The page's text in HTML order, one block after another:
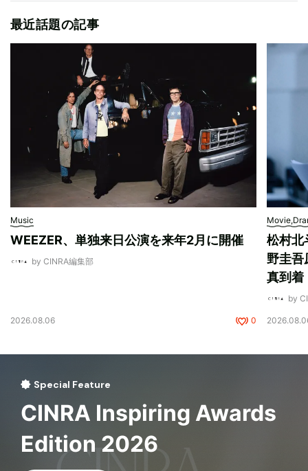
最近話題の記事
Music
WEEZER、単独来日公演を来年2月に開催
by CINRA編集部
2026.08.06 0
松村北
野圭吾
真到着
by
Special Feature
CINRA Inspiring Awards
Edition 2026